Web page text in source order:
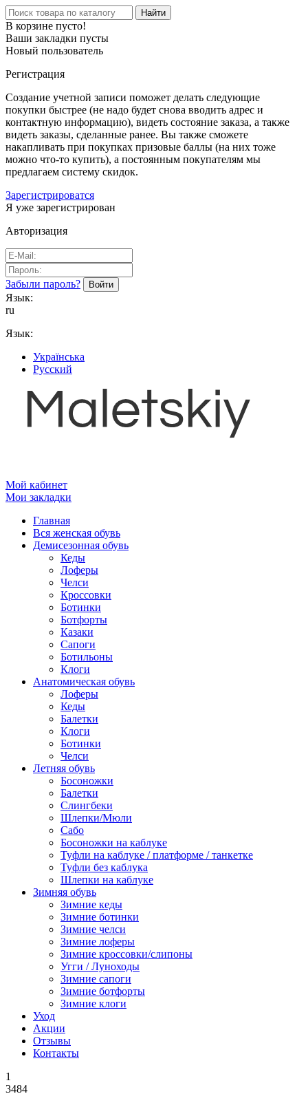
Найти
В корзине пусто!
Ваши закладки пусты
Новый пользователь
Регистрация
Создание учетной записи поможет делать следующие
покупки быстрее (не надо будет снова вводить адрес и
контактную информацию), видеть состояние заказа, а также
видеть заказы, сделанные ранее. Вы также сможете
накапливать при покупках призовые баллы (на них тоже
можно что-то купить), а постоянным покупателям мы
предлагаем систему скидок.
Зарегистрироватся
Я уже зарегистрирован
Авторизация
Забыли пароль?
Язык:
ru
Язык:
Українська
Русский
Мой кабинет
Мои закладки
Главная
Вся женская обувь
Демисезонная обувь
Кеды
Лоферы
Челси
Кроссовки
Ботинки
Ботфорты
Казаки
Сапоги
Ботильоны
Клоги
Анатомическая обувь
Лоферы
Кеды
Балетки
Клоги
Ботинки
Челси
Летняя обувь
Босоножки
Балетки
Слингбеки
Шлепки/Мюли
Сабо
Босоножки на каблуке
Туфли на каблуке / платформе / танкетке
Туфли без каблука
Шлепки на каблуке
Зимняя обувь
Зимние кеды
Зимние ботинки
Зимние челси
Зимние лоферы
Зимние кроссовки/слипоны
Угги / Луноходы
Зимние сапоги
Зимние ботфорты
Зимние клоги
Уход
Акции
Отзывы
Контакты
1
3484